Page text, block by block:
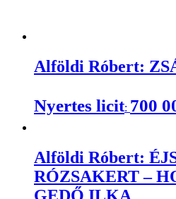
Alföldi Róbert:
Nyertes licit: 700
Alföldi Róbert:
RÓZSAKERT –